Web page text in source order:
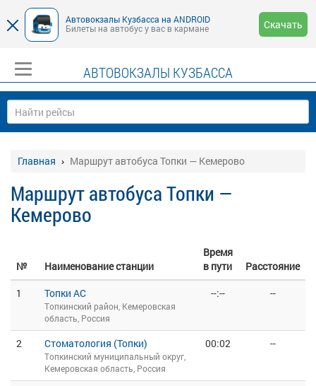
Автовокзалы Кузбасса на ANDROID
Билеты на автобус у вас в кармане
Скачать
АВТОВОКЗАЛЫ КУЗБАССА
Главная Маршрут автобуса Топки — Кемерово
Маршрут автобуса Топки —
Кемерово
№ Наименование станции
Время
в пути
Расстояние
1
Топки АС
Топкинский район, Кемеровская
область, Россия
--:-- --
2 Стоматология (Топки)
Топкинский муниципальный округ,
Кемеровская область, Россия
00:02 --